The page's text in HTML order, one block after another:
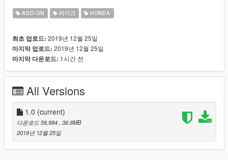
====
2:Use OpenIV extract
V\update\update.rpf\common\data\dlclist.xml
then use notepad open it,add new line
dlcpacks:/cbr650r/
Save it and use OpenIV replace it.
----------------------------------------------------------------
►You can use Simple Trainer Spawn it by name "cbr650r" ❗
==================================================
======
►Sorry for english
ADD-ON 바이크 HONDA
최초 업로드: 2019년 12월 25일
마지막 업로드: 2019년 12월 25일
마지막 다운로드: 1시간 전
All Versions
1.0 (current)
다운로드 58,984 , 36.8MB
2019년 12월 25일